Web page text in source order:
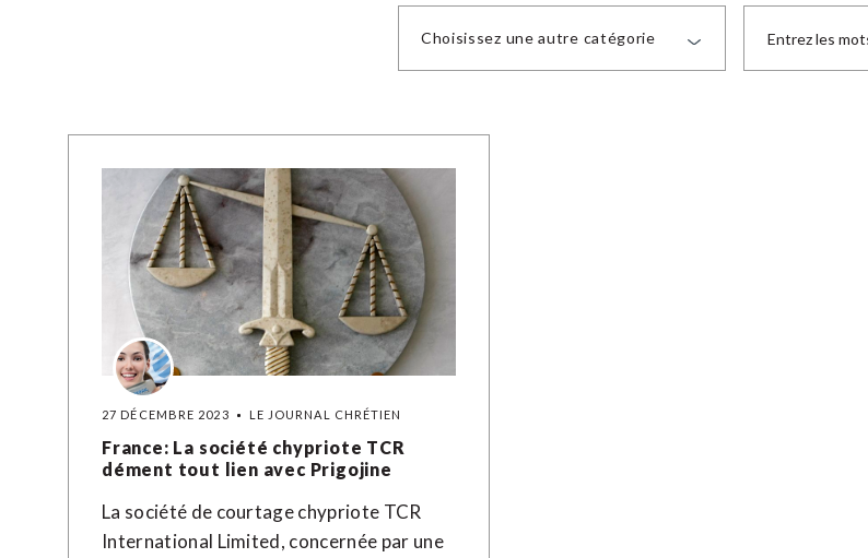
Choisissez une autre catégorie
27 DÉCEMBRE 2023 LE JOURNAL CHRÉTIEN
France: La société chypriote TCR
dément tout lien avec Prigojine
La société de courtage chypriote TCR
International Limited, concernée par une